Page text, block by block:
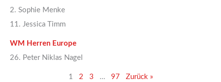
2. Sophie Menke
11. Jessica Timm
WM Herren Europe
26. Peter Niklas Nagel
1 2 3 … 97 Zurück »